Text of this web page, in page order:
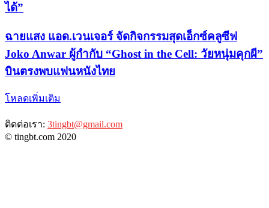
ได้”
ฉายแสง แอด.เวนเจอร์ จัดกิจกรรมสุดเอ็กซ์คลูซีฟ
Joko Anwar ผู้กำกับ “Ghost in the Cell: วัยหนุ่มคุกผี”
บินตรงพบแฟนหนังไทย
โหลดเพิ่มเติม
ติดต่อเรา: 3tingbt@gmail.com
© tingbt.com 2020